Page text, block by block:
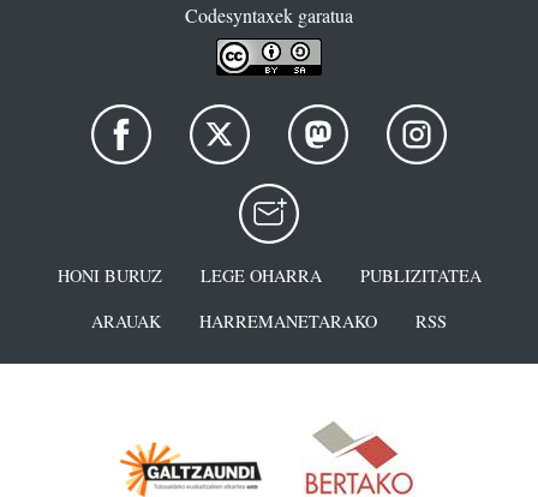
Codesyntaxek garatua
HONI BURUZ LEGE OHARRA
PUBLIZITATEA
ARAUAK
HARREMANETARAKO RSS